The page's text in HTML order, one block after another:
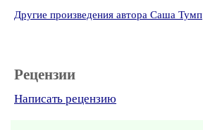
Другие произведения автора Саша Тумп
Рецензии
Написать рецензию